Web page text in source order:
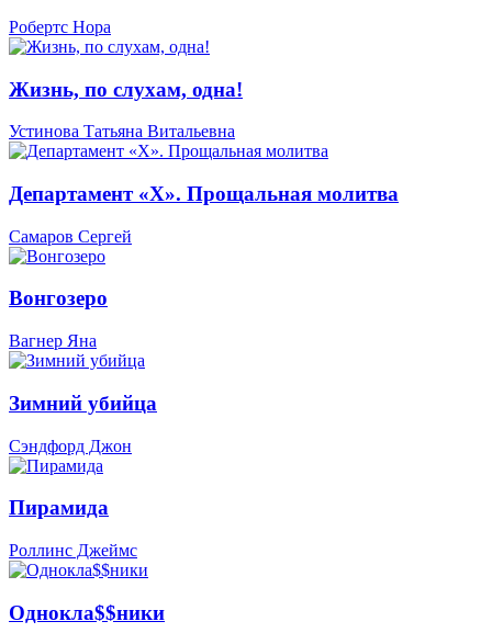
Робертс Нора
Жизнь, по слухам, одна!
Устинова Татьяна Витальевна
Департамент «Х». Прощальная молитва
Самаров Сергей
Вонгозеро
Вагнер Яна
Зимний убийца
Сэндфорд Джон
Пирамида
Роллинс Джеймс
Однокла$$ники